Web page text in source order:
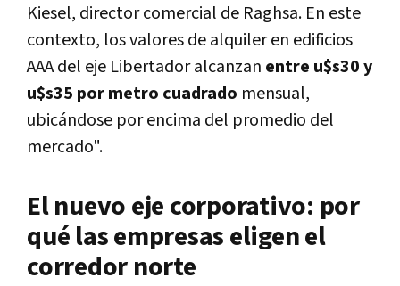
Kiesel, director comercial de Raghsa. En este
contexto, los valores de alquiler en edificios
AAA del eje Libertador alcanzan entre u$s30 y
u$s35 por metro cuadrado mensual,
ubicándose por encima del promedio del
mercado".
El nuevo eje corporativo: por
qué las empresas eligen el
corredor norte